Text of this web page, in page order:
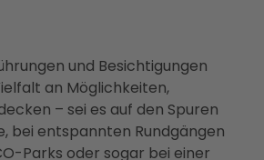
und Besichtigungen
an Möglichkeiten,
– sei es auf den Spuren
bei entspannten Rundgängen
Parks oder sogar bei einer